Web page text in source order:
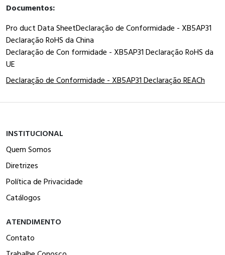
Documentos:
Pro duct Data SheetDeclaração de Conformidade - XB5AP31
Declaração RoHS da China
Declaração de Con formidade - XB5AP31 Declaração RoHS da
UE
Declaração de Conformidade - XB5AP31 Declaração REACh
INSTITUCIONAL
Quem Somos
Diretrizes
Política de Privacidade
Catálogos
ATENDIMENTO
Contato